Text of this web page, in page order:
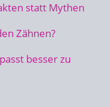
statt Mythen
Zähnen?
besser zu